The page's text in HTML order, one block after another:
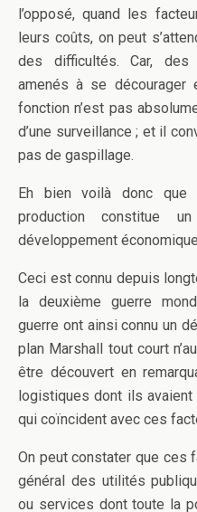
l’opposé, quand les
leurs coûts, on peut
des difficultés. Car, des
amenés à se décourager
fonction n’est pas
d’une surveillance ; et il
pas de gaspillage.
Eh bien voilà donc
production constitue
développement économique
Ceci est connu depuis
la deuxième guerre
guerre ont ainsi connu un
plan Marshall tout court
être découvert en
logistiques dont ils avaient
qui coïncident avec ces
On peut constater que ces
général des utilités
ou services dont toute la